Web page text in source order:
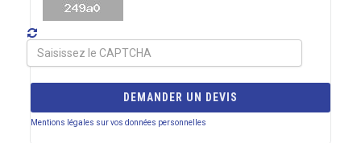
DEMANDER UN DEVIS
Mentions légales sur vos données personnelles